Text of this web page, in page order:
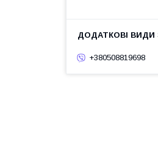
+380508819698